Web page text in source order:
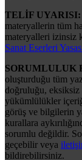
TELİF UYARISI:
materyallerin tüm
materyalleri izinsiz
Sanat Eserleri
SORUMLULUK
oluşturduğu tüm
doğruluğu, eksiksiz
yükümlülükler
görüş ve bilgilerin
kurallara
sorumlu değildir.
geçebilir veya
bildirebilirsiniz.